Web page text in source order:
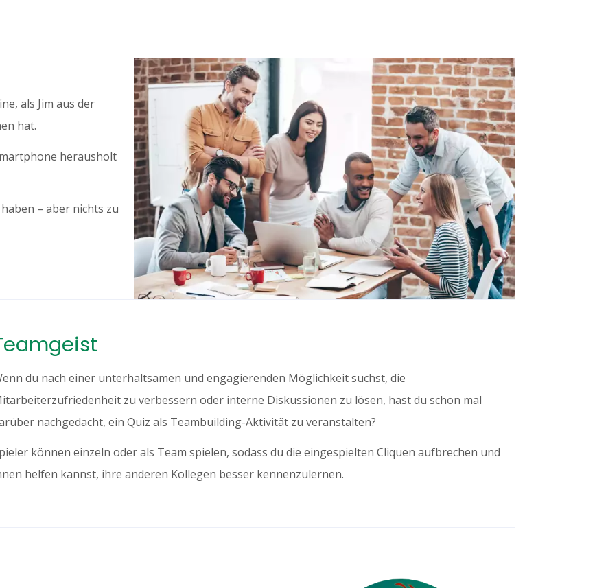
als Jim aus der
hat.
herausholt
– aber nichts zu
du nach einer unterhaltsamen und engagierenden Möglichkeit suchst, die
zu verbessern oder interne Diskussionen zu lösen, hast du schon mal
nachgedacht, ein Quiz als Teambuilding-Aktivität zu veranstalten?
können einzeln oder als Team spielen, sodass du die eingespielten Cliquen aufbrechen und
helfen kannst, ihre anderen Kollegen besser kennenzulernen.